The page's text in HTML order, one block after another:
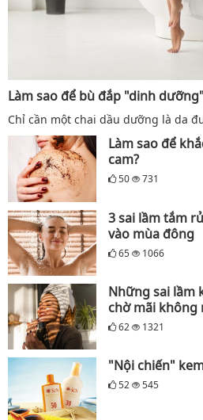
Làm sao để bù đắp "dinh
Chỉ cần một chai dầu dưỡng là da
Làm sao để
cam?
50 731
3 sai lầm tắm
vào mùa đông
65 1066
Những sai lầm
chờ mãi không
62 1321
"Nội chiến"
52 545